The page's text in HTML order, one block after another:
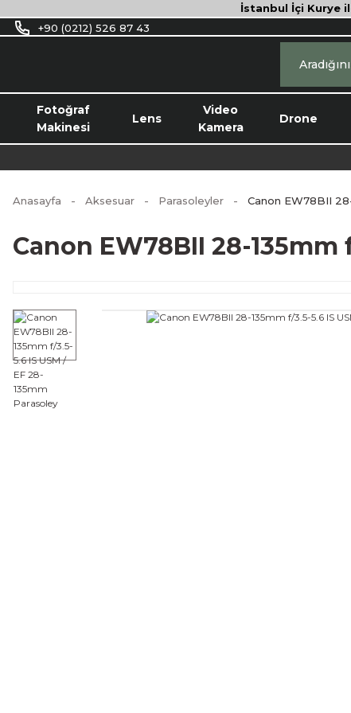
İstanbul İçi Kurye
+90 (0212) 526 87 43
Fotoğraf
Makinesi
Lens
Video
Kamera
Drone
Anasayfa Aksesuar Parasoleyler Canon EW78BII
Canon EW78BII 28-135mm